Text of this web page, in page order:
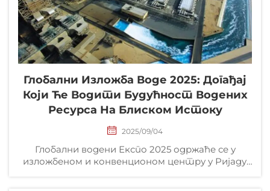
Глобални Изложба Воде 2025: Догађај
Који Ће Водити Будућност Водених
Ресурса На Блиском Истоку
2025/09/04
Глобални водени Експо 2025 одржаће се у
изложбеном и конвенционом центру у Ријаду,